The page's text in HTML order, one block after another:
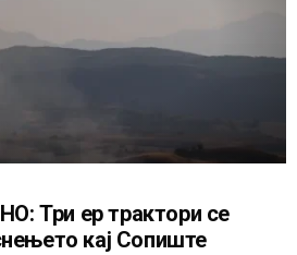
Три ер трактори се
кај Сопиште